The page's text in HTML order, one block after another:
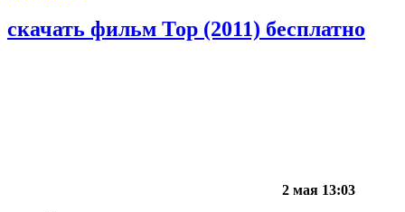
скачать фильм Тор (2011) бесплатно
2 мая 13:03